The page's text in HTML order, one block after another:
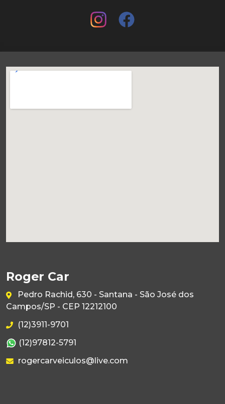
Roger Car
Pedro Rachid, 630 - Santana - São José dos
Campos/SP - CEP 12212100
(12)3911-9701
(12)97812-5791
rogercarveiculos@live.com